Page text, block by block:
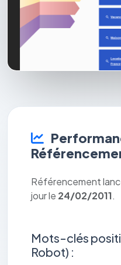
Référencement
jour le 24/02/2011.
Mots-clés
Robot) :